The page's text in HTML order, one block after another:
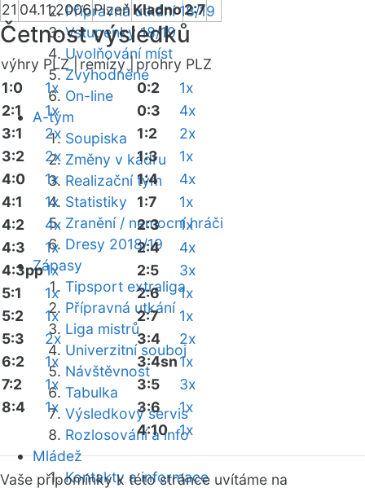
Přípravná utkání 18/19
Vstupenky 18/19
Uvolňování míst
Zvýhodněné
On-line
A-tým
Soupiska
Změny v kádru
Realizační tým
Statistiky
Zranění / nemocní hráči
Dresy 2018/19
Zápasy
Tipsport extraliga
Přípravná utkání
Liga mistrů
Univerzitní souboj
Návštěvnost
Tabulka
Výsledkový servis
Rozlosování a info
Mládež
Kontakty a informace
21 04.11.2006Plzeň Kladno2:7
Četnost výsledků
výhry PLZ | remízy | prohry PLZ
1:0
1x
2:1
1x
3:1
2x
3:2
2x
4:0
1x
4:1
1x
4:2
4x
4:3
1x
4:3pp1x
5:1
1x
5:2
1x
5:3
2x
6:2
1x
7:2
1x
8:4
1x
0:2
1x
0:3
4x
1:2
2x
1:3
1x
1:4
4x
1:7
1x
2:3
1x
2:4
4x
2:5
3x
2:6
1x
2:7
1x
3:4
2x
3:4sn1x
3:5
3x
3:6
1x
4:10
1x
Vaše připomínky k této stránce uvítáme na